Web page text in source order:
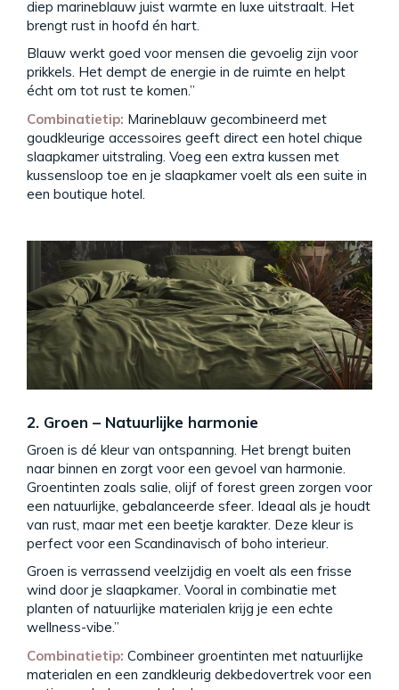
diep marineblauw juist warmte en luxe uitstraalt. Het
brengt rust in hoofd én hart.
Blauw werkt goed voor mensen die gevoelig zijn voor
prikkels. Het dempt de energie in de ruimte en helpt
écht om tot rust te komen.”
Combinatietip: Marineblauw gecombineerd met
goudkleurige accessoires geeft direct een hotel chique
slaapkamer uitstraling. Voeg een extra kussen met
kussensloop toe en je slaapkamer voelt als een suite in
een boutique hotel.
2. Groen – Natuurlijke harmonie
Groen is dé kleur van ontspanning. Het brengt buiten
naar binnen en zorgt voor een gevoel van harmonie.
Groentinten zoals salie, olijf of forest green zorgen voor
een natuurlijke, gebalanceerde sfeer. Ideaal als je houdt
van rust, maar met een beetje karakter. Deze kleur is
perfect voor een Scandinavisch of boho interieur.
Groen is verrassend veelzijdig en voelt als een frisse
wind door je slaapkamer. Vooral in combinatie met
planten of natuurlijke materialen krijg je een echte
wellness-vibe.”
Combinatietip: Combineer groentinten met natuurlijke
materialen en een zandkleurig dekbedovertrek voor een